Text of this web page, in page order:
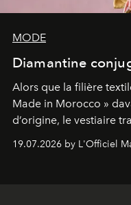
MODE
Diamantine
Alors que la filière
Made in Morocco »
d’origine, le vestiaire
révise les proportions
19.07.2026 by L'Officiel